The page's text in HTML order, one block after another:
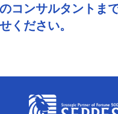
コンサルタントま
ください。